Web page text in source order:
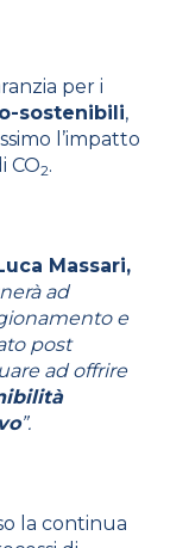
per i
sostenibili,
l’impatto
CO2.
Massari,
ad
e
post
ad offrire
”.
la continua